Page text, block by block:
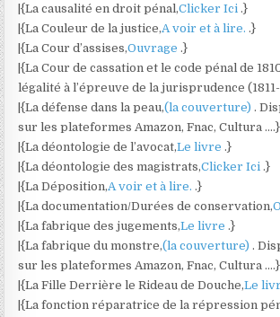
|{La causalité en droit pénal,Clicker Ici.}
|{La Couleur de la justice,A voir et à lire..}
|{La Cour d’assises,Ouvrage.}
|{La Cour de cassation et le code pénal de
légalité à l’épreuve de la jurisprudence
|{La défense dans la peau,(la couverture).
sur les plateformes Amazon, Fnac, Cultura ….}
|{La déontologie de l’avocat,Le livre.}
|{La déontologie des magistrats,Clicker Ici.}
|{La Déposition,A voir et à lire..}
|{La documentation/Durées de conservation,
|{La fabrique des jugements,Le livre.}
|{La fabrique du monstre,(la couverture).
sur les plateformes Amazon, Fnac, Cultura ….}
|{La Fille Derrière le Rideau de Douche,Le
|{La fonction réparatrice de la répression